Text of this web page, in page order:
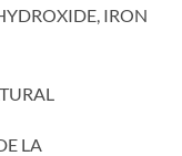
IRON
LA